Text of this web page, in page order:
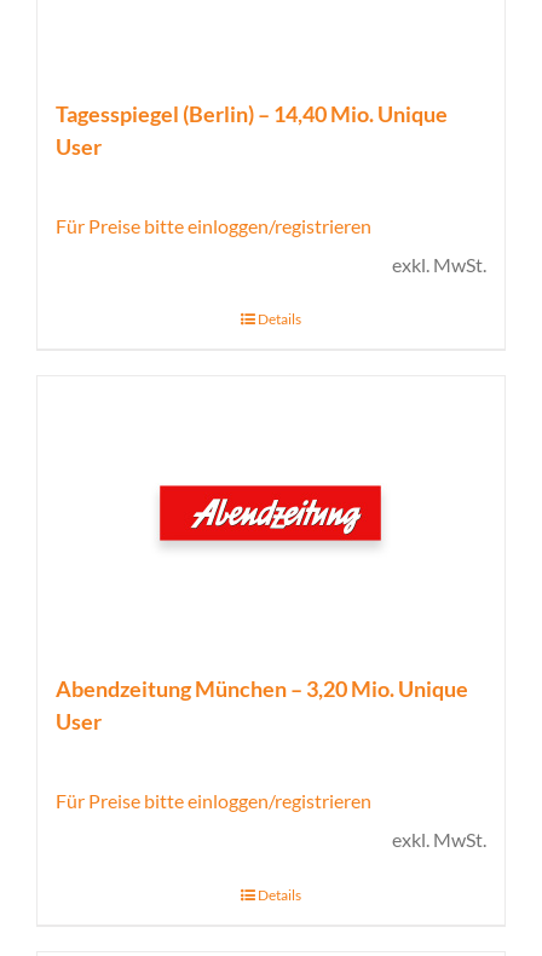
Tagesspiegel (Berlin) – 14,40 Mio. Unique
User
Für Preise bitte einloggen/registrieren
exkl. MwSt.
Details
Abendzeitung München – 3,20 Mio. Unique
User
Für Preise bitte einloggen/registrieren
exkl. MwSt.
Details